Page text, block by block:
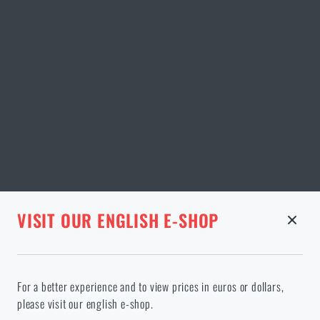
STRÁNKA V DANÉM JAZYCE NEEXISTUJE
Ve vámi vybraném jazyce stránka neexistuje. Můžete tedy zůstat
zde, nebo přejít na hlavní stránku cílového jazyka. Jakou možnost
si vyberete?
VISIT OUR ENGLISH E-SHOP
For a better experience and to view prices in euros or dollars,
please visit our english e-shop.